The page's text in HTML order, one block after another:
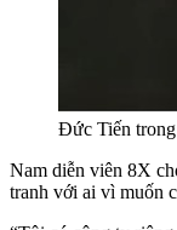
Đức Tiến
Nam diễn viên 8X
tranh với ai vì muốn